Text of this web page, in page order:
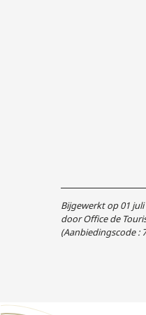
Bijgewerkt op 01 juli
door Office de
(Aanbiedingscode :